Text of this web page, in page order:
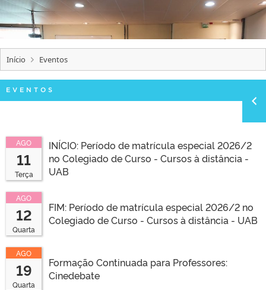
INTERNACIONAL
OUVIDORIA
PORTARIAS
TELEFONES
Início Eventos
EVENTOS
AGO
11
Terça
INÍCIO: Período de matrícula especial 2026/2
no Colegiado de Curso - Cursos à distância -
UAB
AGO
12
Quarta
FIM: Período de matrícula especial 2026/2 no
Colegiado de Curso - Cursos à distância - UAB
AGO
19
Quarta
Formação Continuada para Professores:
Cinedebate